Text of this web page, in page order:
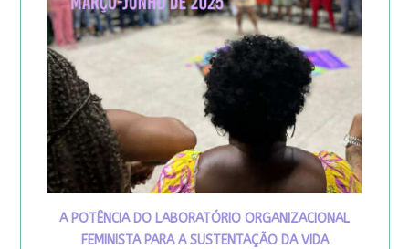
A POTÊNCIA DO LABORATÓRIO ORGANIZACIONAL
FEMINISTA PARA A SUSTENTAÇÃO DA VIDA